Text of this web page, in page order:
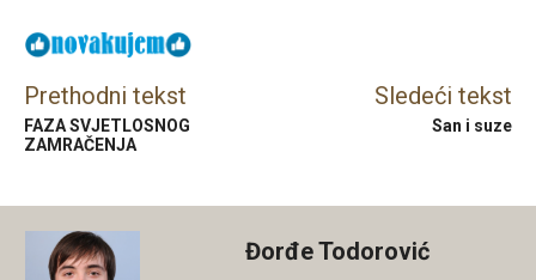
Prethodni tekst
FAZA SVJETLOSNOG
ZAMRAČENJA
Sledeći tekst
San i suze
Đorđe Todorović